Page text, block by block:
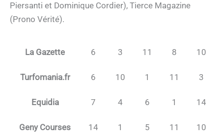
Piersanti et Dominique Cordier), Tierce Magazine
(Prono Vérité).
La Gazette 6 3 11 8 10
Turfomania.fr 6 10 1 11 3
Equidia 7 4 6 1 14
Geny Courses 14 1 5 11 10